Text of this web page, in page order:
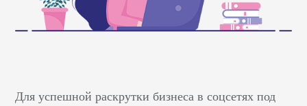
Для успешной раскрутки бизнеса в соцсетях под